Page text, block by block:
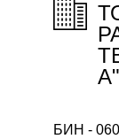
БИН -